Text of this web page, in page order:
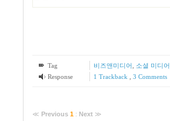
Tag 비즈앤미디어 소셜 미디어
Response
1 Trackback 3 Comments
≪ Previous 1 : Next ≫